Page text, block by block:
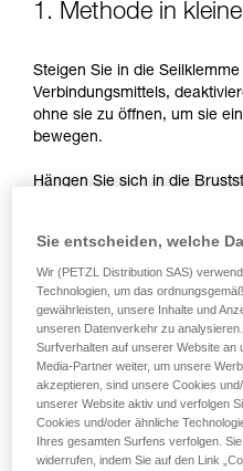
aufmerksam durch,
verstehen zu
der
Informationen
Training voraus.
Sie ihn
verbundenen
noch andere
beschrieben
1. Methode in
Steigen Sie in die
Verbindungsmittels,
ohne sie zu öffnen, um sie
bewegen.
Hängen Sie sich in die
Bruststeigklemme zu
Sie entscheiden, welche
Wir (PETZL Distribution SAS)
Technologien, um das
gewährleisten, unsere Inhalte und
unseren Datenverkehr zu
Surfverhalten auf unserer Website an
Media-Partner weiter, um unsere
akzeptieren, sind unsere Cookies
unserer Website aktiv und verfolgen
Cookies und/oder ähnliche
Ihres gesamten Surfens verfolgen.
widerrufen, indem Sie auf den Link